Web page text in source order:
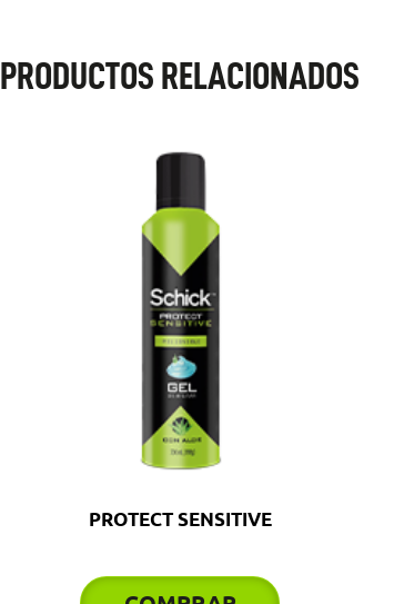
PRODUCTOS RELACIONADOS
PROTECT SENSITIVE